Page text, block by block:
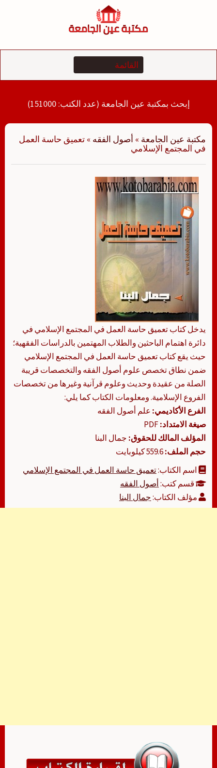
إبحث بمكتبة عين الجامعة (عدد الكتب: 151000)
مكتبة عين الجامعة » أصول الفقه » تعميق حاسة العمل
في المجتمع الإسلامي
يدخل كتاب تعميق حاسة العمل في المجتمع الإسلامي في
دائرة اهتمام الباحثين والطلاب المهتمين بالدراسات الفقهية؛
حيث يقع كتاب تعميق حاسة العمل في المجتمع الإسلامي
ضمن نطاق تخصص علوم أصول الفقه والتخصصات قريبة
الصلة من عقيدة وحديث وعلوم قرآنية وغيرها من تخصصات
الفروع الإسلامية. ومعلومات الكتاب كما يلي:
الفرع الأكاديمي: علم أصول الفقه
صيغة الامتداد:
المؤلف المالك للحقوق: جمال البنا
حجم الملف:
اسم الكتاب:تعميق حاسة العمل في المجتمع الإسلامي
قسم كتب:أصول الفقه
مؤلف الكتاب:جمال البنا